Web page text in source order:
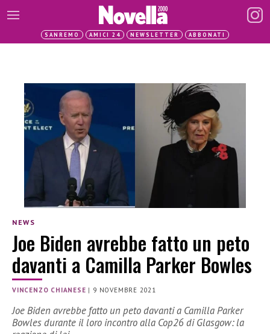
SANREMO AMICI 24 NEWSLETTER ABBONATI
NEWS
Joe Biden avrebbe fatto un peto
davanti a Camilla Parker Bowles
VINCENZO CHIANESE | 9 NOVEMBRE 2021
Joe Biden avrebbe fatto un peto davanti a Camilla Parker
Bowles durante il loro incontro alla Cop26 di Glasgow: la